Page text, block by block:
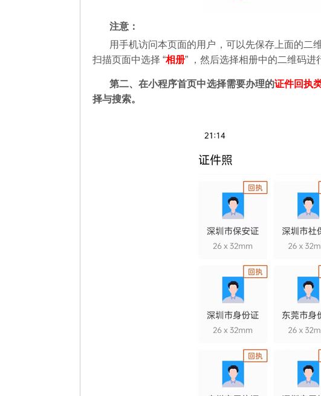
注意：
用手机访问本页面的用户，可以先保存上面的二
扫描页面中选择 “相册” ，然后选择相册中的二维码进
第二、在小程序首页中选择需要办理的证件回执
择与搜索。